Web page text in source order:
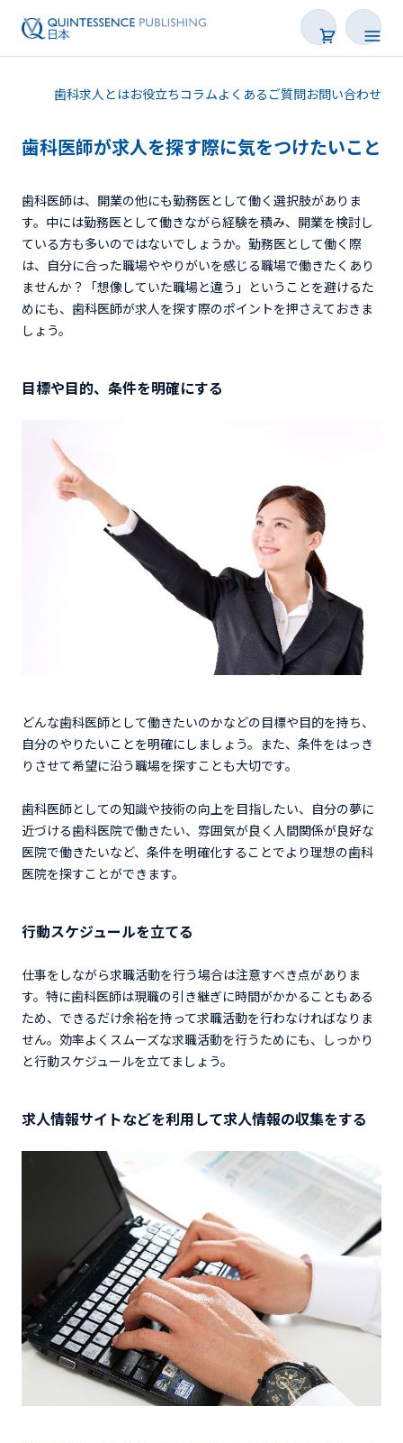
歯科求人を探す
歯科求人とはお役立ちコラムよくあるご質問お問い合わせ
歯科医師が求人を探す際に気をつけたいこと
歯科医師は、開業の他にも勤務医として働く選択肢がありま
す。中には勤務医として働きながら経験を積み、開業を検討し
ている方も多いのではないでしょうか。勤務医として働く際
は、自分に合った職場ややりがいを感じる職場で働きたくあり
ませんか？「想像していた職場と違う」ということを避けるた
めにも、歯科医師が求人を探す際のポイントを押さえておきま
しょう。
目標や目的、条件を明確にする
どんな歯科医師として働きたいのかなどの目標や目的を持ち、
自分のやりたいことを明確にしましょう。また、条件をはっき
りさせて希望に沿う職場を探すことも大切です。
歯科医師としての知識や技術の向上を目指したい、自分の夢に
近づける歯科医院で働きたい、雰囲気が良く人間関係が良好な
医院で働きたいなど、条件を明確化することでより理想の歯科
医院を探すことができます。
行動スケジュールを立てる
仕事をしながら求職活動を行う場合は注意すべき点がありま
す。特に歯科医師は現職の引き継ぎに時間がかかることもある
ため、できるだけ余裕を持って求職活動を行わなければなりま
せん。効率よくスムーズな求職活動を行うためにも、しっかり
と行動スケジュールを立てましょう。
求人情報サイトなどを利用して求人情報の収集をする